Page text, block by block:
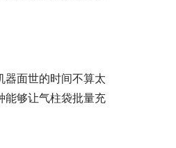
器面世的时间不算太
能够让气柱袋批量充